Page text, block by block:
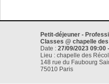
Petit-déjeuner -
Classes @ chapelle
Date : 27/09/2023 09:00
Lieu : chapelle des
148 rue du Faubourg
75010 Paris